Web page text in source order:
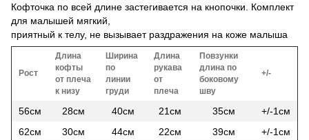
Кофточка по всей длине застегивается на кнопочки. Комплект
для малышей мягкий,
приятный к телу, не вызывает раздражения на коже малыша
Рост
Длина
кофты
от плеча
к низу
Ширина
по
линии
груди
Длина
рукава
от
плеча
Повзунки
длина по
боковому
шву
+/-
56см 28см 40см 21см 35см
+/-1см
62см
30см 44см 22см 39см +/-1см